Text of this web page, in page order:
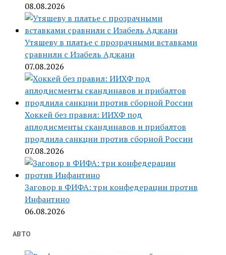
08.08.2026
Утяшеву в платье с прозрачными вставками
сравнили с Изабель Аджани
07.08.2026
Хоккей без правил: ИИХФ под
аплодисменты скандинавов и прибалтов
продлила санкции против сборной России
07.08.2026
Заговор в ФИФА: три конфедерации против
Инфантино
06.08.2026
АВТО